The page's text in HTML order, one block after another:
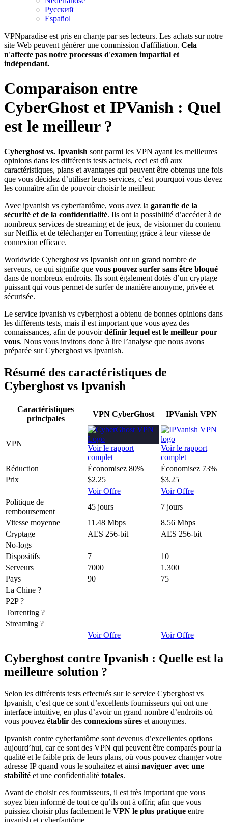
Русский
Español
VPNparadise est pris en charge par ses lecteurs. Les achats sur notre
site Web peuvent générer une commission d'affiliation. Cela
n'affecte pas notre processus d'examen impartial et
indépendant.
Comparaison entre
CyberGhost et IPVanish : Quel
est le meilleur ?
Cyberghost vs. Ipvanish sont parmi les VPN ayant les meilleures
opinions dans les différents tests actuels, ceci est dû aux
caractéristiques, plans et avantages qui peuvent être obtenus une fois
que vous décidez d’utiliser leurs services, c’est pourquoi vous devez
les connaître afin de pouvoir choisir le meilleur.
Avec ipvanish vs cyberfantôme, vous avez la garantie de la
sécurité et de la confidentialité. Ils ont la possibilité d’accéder à de
nombreux services de streaming et de jeux, de visionner du contenu
sur Netflix et de télécharger en Torrenting grâce à leur vitesse de
connexion efficace.
Worldwide Cyberghost vs Ipvanish ont un grand nombre de
serveurs, ce qui signifie que vous pouvez surfer sans être bloqué
dans de nombreux endroits. Ils sont également dotés d’un cryptage
puissant qui vous permet de surfer de manière anonyme, privée et
sécurisée.
Le service ipvanish vs cyberghost a obtenu de bonnes opinions dans
les différents tests, mais il est important que vous ayez des
connaissances, afin de pouvoirdéfinir lequel est le meilleur pour
vous. Nous vous invitons donc à lire l’analyse que nous avons
préparée sur Cyberghost vs Ipvanish.
Résumé des caractéristiques de
Cyberghost vs Ipvanish
Caractéristiques
principales
VPN CyberGhost IPVanish VPN
VPN
Voir le rapport
complet
Voir le rapport
complet
Réduction
Économisez 80%
Économisez 73%
Prix
$2.25
$3.25
Voir Offre
Voir Offre
Politique de
remboursement
45 jours
7 jours
Vitesse moyenne
11.48 Mbps
8.56 Mbps
Cryptage
AES 256-bit
AES 256-bit
No-logs
Dispositifs
7
10
Serveurs
7000
1.300
Pays
90
75
La Chine ?
P2P ?
Torrenting ?
Streaming ?
Voir Offre
Voir Offre
Cyberghost contre Ipvanish : Quelle est la
meilleure solution ?
Selon les différents tests effectués sur le service Cyberghost vs
Ipvanish, c’est que ce sont d’excellents fournisseurs qui ont une
interface intuitive, en plus d’avoir un grand nombre d’endroits où
vous pouvez établir des connexions sûres et anonymes.
Ipvanish contre cyberfantôme sont devenus d’excellentes options
aujourd’hui, car ce sont des VPN qui peuvent être comparés pour la
qualité et le faible prix de leurs plans, où vous pouvez changer votre
adresse IP quand vous le souhaitez et ainsi naviguer avec une
stabilité et une confidentialité totales.
Avant de choisir ces fournisseurs, il est très important que vous
soyez bien informé de tout ce qu’ils ont à offrir, afin que vous
puissiez choisir plus facilement le VPN le plus pratique entre
ipvanish et cyberfantôme.